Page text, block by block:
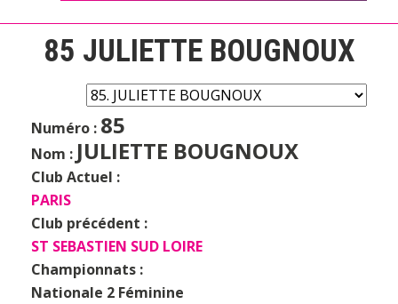
85 JULIETTE BOUGNOUX
Numéro : 85
Nom : JULIETTE BOUGNOUX
Club Actuel :
PARIS
Club précédent :
ST SEBASTIEN SUD LOIRE
Championnats :
Nationale 2 Féminine